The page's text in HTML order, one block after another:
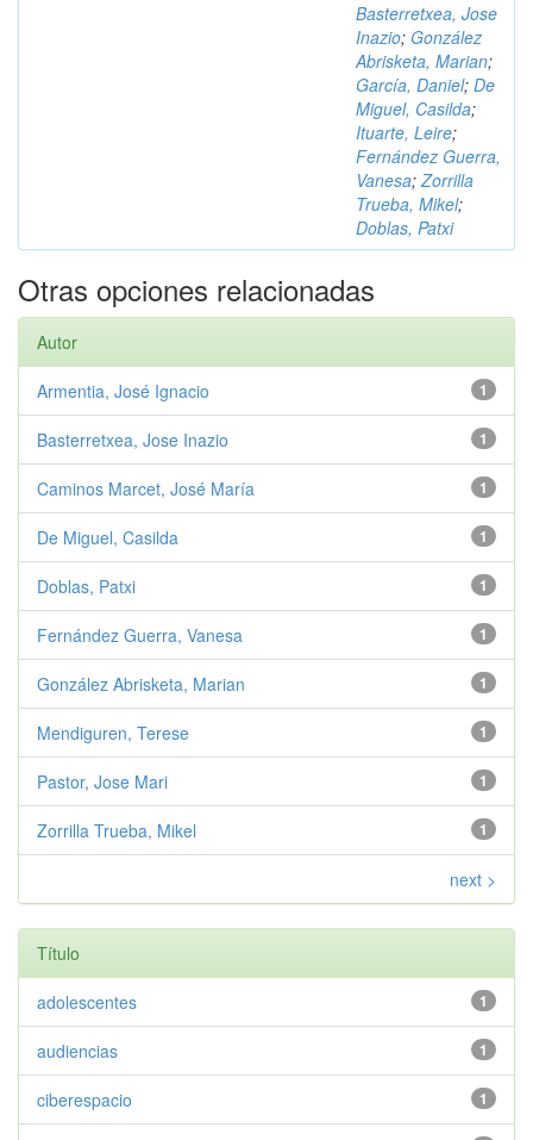
Basterretxea, Jose
Inazio; González
Abrisketa, Marian;
García, Daniel; De
Miguel, Casilda;
Ituarte, Leire;
Fernández Guerra,
Vanesa;Zorrilla
Trueba, Mikel;
Doblas, Patxi
Otras opciones relacionadas
Autor
1
Armentia, José Ignacio
1
Basterretxea, Jose Inazio
1
Caminos Marcet, José María
1
De Miguel, Casilda
1
Doblas, Patxi
1
Fernández Guerra, Vanesa
1
González Abrisketa, Marian
1
Mendiguren, Terese
1
Pastor, Jose Mari
1
Zorrilla Trueba, Mikel
next >
Título
1
adolescentes
1
audiencias
1
ciberespacio